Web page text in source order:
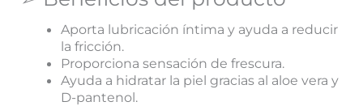
Aporta lubricación íntima y ayuda a reducir
la fricción.
Proporciona sensación de frescura.
Ayuda a hidratar la piel gracias al aloe vera y
D-pantenol.